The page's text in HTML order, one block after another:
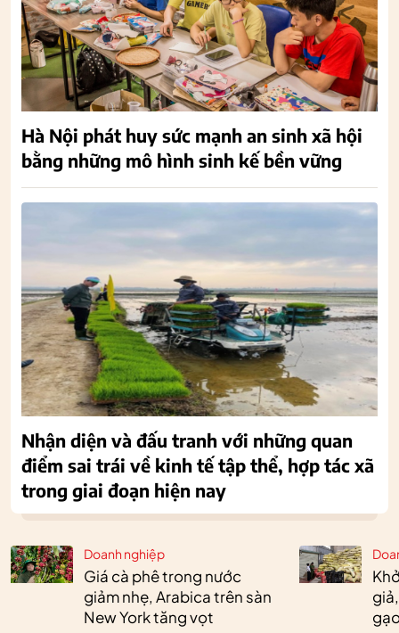
Doanh nghiệp
Giá cà phê trong nước
giảm nhẹ, Arabica trên sàn
New York tăng vọt
Hà Nội phát huy sức mạnh an sinh xã hội
bằng những mô hình sinh kế bền vững
Nhận diện và đấu tranh với những quan
điểm sai trái về kinh tế tập thể, hợp tác xã
trong giai đoạn hiện nay